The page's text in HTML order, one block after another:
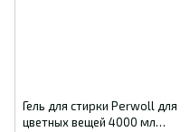
Гель для стирки Perwoll для
цветных вещей 4000 мл